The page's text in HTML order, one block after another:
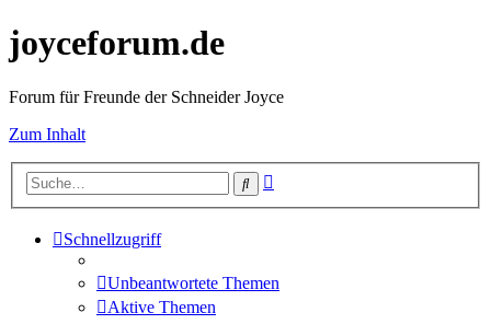
joyceforum.de
Forum für Freunde der Schneider Joyce
Zum Inhalt
Suche
Schnellzugriff
Unbeantwortete Themen
Aktive Themen